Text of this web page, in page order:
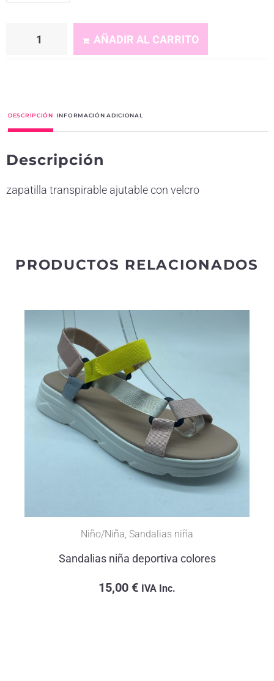
AÑADIR AL CARRITO
e
n
t
DESCRIPCIÓN INFORMACIÓN ADICIONAL
Descripción
zapatilla transpirable ajutable con velcro
PRODUCTOS RELACIONADOS
Niño/Niña Sandalias niña
Sandalias niña deportiva colores
15,00 € IVA Inc.